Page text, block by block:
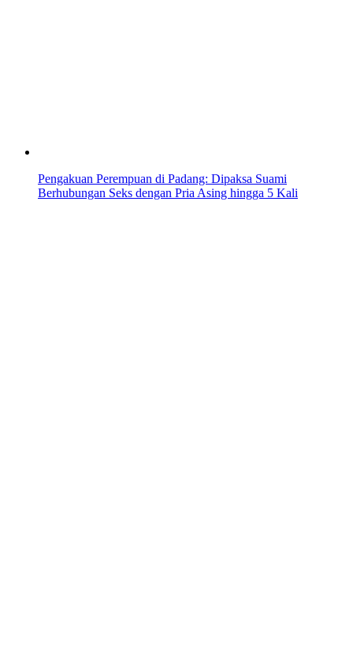
Pengakuan Perempuan di Padang: Dipaksa Suami
Berhubungan Seks dengan Pria Asing hingga 5 Kali